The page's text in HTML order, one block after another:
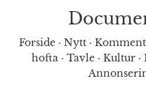
Forside · Nytt ·
hofta· Tavle· Kultur·